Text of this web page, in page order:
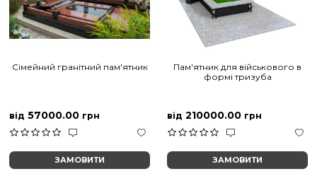
Сімейний гранітний пам'ятник
від 57000.00 грн
ЗАМОВИТИ
Пам'ятник для військового в
формі тризуба
від 210000.00 грн
ЗАМОВИТИ